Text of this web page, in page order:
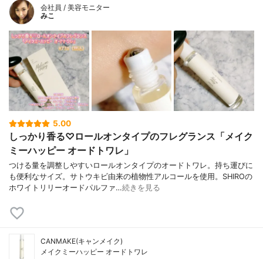
会社員 / 美容モニター
みこ
5.00
しっかり香る♡ロールオンタイプのフレグランス「メイク
ミーハッピー オードトワレ」
つける量を調整しやすいロールオンタイプのオードトワレ。持ち運びに
も便利なサイズ。サトウキビ由来の植物性アルコールを使用。SHIROの
ホワイトリリーオードパルファ…続きを見る
CANMAKE(キャンメイク)
メイクミーハッピー オードトワレ